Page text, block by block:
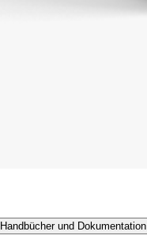
Handbücher und Dokumentation